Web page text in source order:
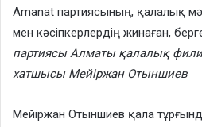
Amanat партиясының, қалалық
мен кәсіпкерлердің жинаған,
партиясы Алматы қалалық
хатшысы Мейіржан Отыншиев
Мейіржан Отыншиев қала